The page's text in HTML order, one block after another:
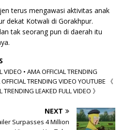
terus mengawasi aktivitas anak
dekat Kotwali di Gorakhpur.
tak seorang pun di daerah itu
VIDEO • AMA OFFICIAL TRENDING
TRENDING VIDEO YOUTUBE 《
TRENDING LEAKED FULL VIDEO 》
NEXT
Surpasses 4 Million